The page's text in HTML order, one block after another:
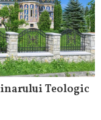
Teologic